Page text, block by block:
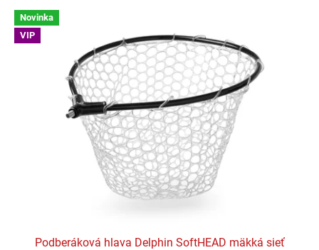
Výpis produktov
Novinka
VIP
Podberáková hlava Delphin SoftHEAD mäkká sieť